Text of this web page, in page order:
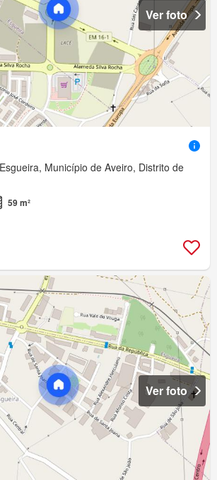
Ver foto
Município de Aveiro, Distrito de
59 m²
Ver foto